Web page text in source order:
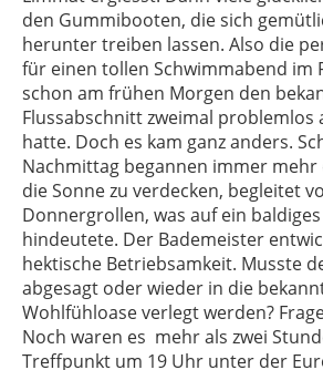
den Gummibooten, die sich
herunter treiben lassen. Also die
für einen tollen Schwimmabend im
schon am frühen Morgen den
Flussabschnitt zweimal problemlos
hatte. Doch es kam ganz anders.
Nachmittag begannen immer mehr
die Sonne zu verdecken, begleitet
Donnergrollen, was auf ein
hindeutete. Der Bademeister
hektische Betriebsamkeit. Musste
abgesagt oder wieder in die
Wohlfühloase verlegt werden?
Noch waren es mehr als zwei
Treffpunkt um 19 Uhr unter der